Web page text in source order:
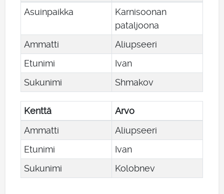
Asuinpaikka
Karnisoonan
pataljoona
Ammatti
Aliupseeri
Etunimi
Ivan
Sukunimi
Shmakov
Kenttä
Arvo
Ammatti
Aliupseeri
Etunimi
Ivan
Sukunimi
Kolobnev